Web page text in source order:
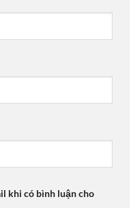
khi có bình luận cho